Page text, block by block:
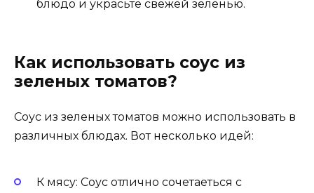
блюдо и украсьте свежей зеленью.
Как использовать соус из
зеленых томатов?
Соус из зеленых томатов можно использовать в
различных блюдах. Вот несколько идей:
К мясу: Соус отлично сочетаеться с